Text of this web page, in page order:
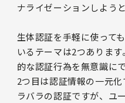
ナライゼーションしよう
生体認証を手軽に使って
いるテーマは2つありま
的な認証行為を無意識に
2つ目は認証情報の一元
ラバラの認証ですが、ユ